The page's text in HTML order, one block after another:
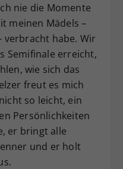
nie die Momente
meinen Mädels –
verbracht habe. Wir
Semifinale erreicht,
wie sich das
freut es mich
so leicht, ein
Persönlichkeiten
er bringt alle
und er holt